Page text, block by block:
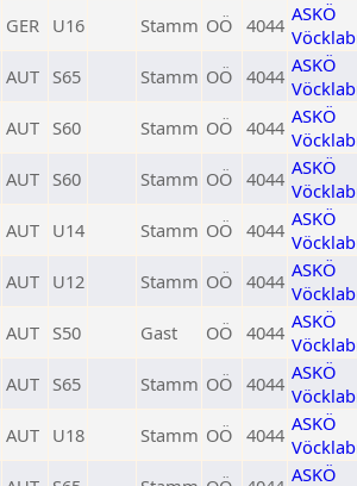
GER U16 Stamm OÖ 4044 ASKÖ
AUT S65 Stamm OÖ 4044 ASKÖ
AUT S60 Stamm OÖ 4044 ASKÖ
AUT S60 Stamm OÖ 4044 ASKÖ
AUT U14 Stamm OÖ 4044 ASKÖ
AUT U12 Stamm OÖ 4044 ASKÖ
AUT S50 Gast OÖ 4044 ASKÖ
AUT S65 Stamm OÖ 4044 ASKÖ
AUT U18 Stamm OÖ 4044 ASKÖ
ASKÖ